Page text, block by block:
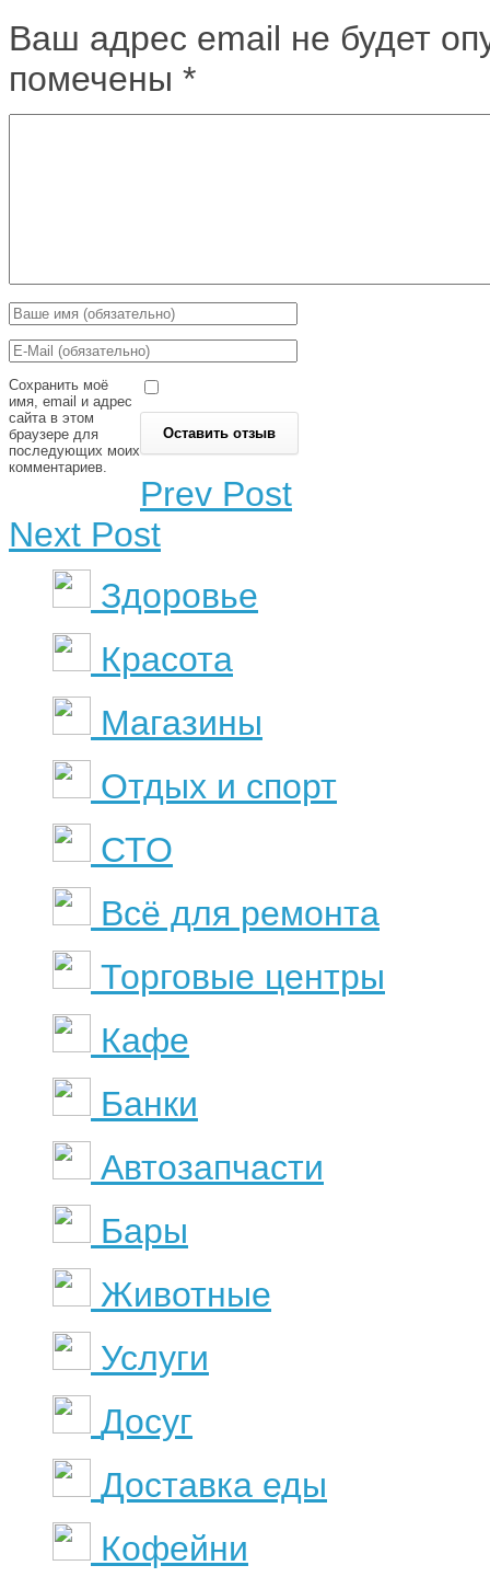
Ваш адрес email не будет
помечены *
Сохранить моё
имя, email и адрес
сайта в этом
браузере для
последующих моих
комментариев.
Prev Post
Next Post
Здоровье
Красота
Магазины
Отдых и спорт
СТО
Всё для ремонта
Торговые центры
Кафе
Банки
Автозапчасти
Бары
Животные
Услуги
Досуг
Доставка еды
Кофейни